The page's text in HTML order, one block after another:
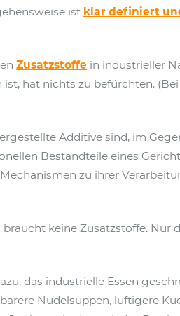
ist klar definiert
Zusatzstoffe in industrieller
hat nichts zu befürchten.
Additive sind, im
Bestandteile eines
zu ihrer
braucht keine Zusatzstoffe. Nur
das industrielle Essen
Nudelsuppen, luftigere